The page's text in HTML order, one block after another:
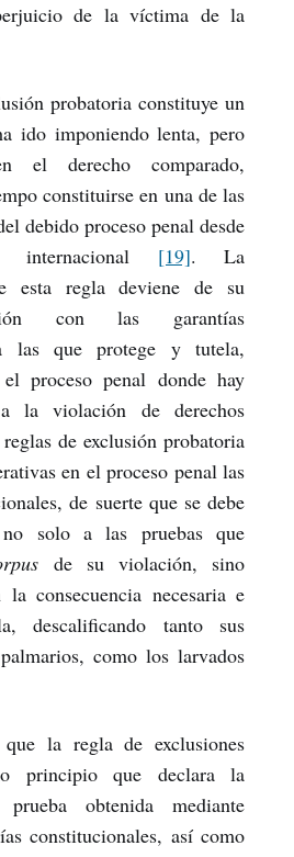
de la víctima de la
probatoria constituye un
ido imponiendo lenta, pero
el derecho comparado,
constituirse en una de las
debido proceso penal desde
internacional [19]. La
esta regla deviene de su
con las garantías
las que protege y tutela,
el proceso penal donde hay
la violación de derechos
de exclusión probatoria
en el proceso penal las
de suerte que se debe
solo a las pruebas que
de su violación, sino
la consecuencia necesaria e
descalificando tanto sus
como los larvados
la regla de exclusiones
principio que declara la
obtenida mediante
constitucionales, así como